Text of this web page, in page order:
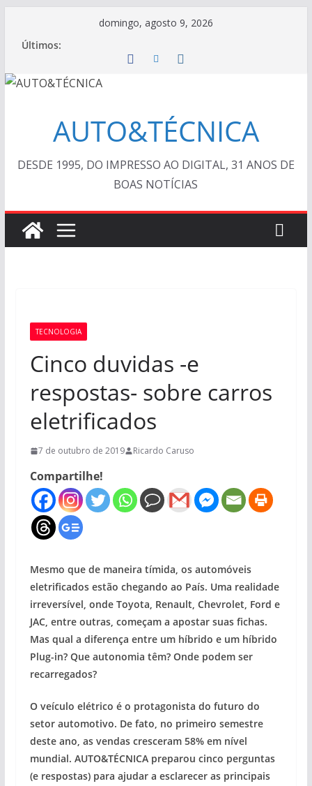
conteúdo
domingo, agosto 9, 2026
Últimos:
AUTO&TÉCNICA
DESDE 1995, DO IMPRESSO AO DIGITAL, 31 ANOS DE
BOAS NOTÍCIAS
TECNOLOGIA
Cinco duvidas -e
respostas- sobre carros
eletrificados
7 de outubro de 2019 Ricardo Caruso
Compartilhe!
Mesmo que de maneira tímida, os automóveis
eletrificados estão chegando ao País. Uma realidade
irreversível, onde Toyota, Renault, Chevrolet, Ford e
JAC, entre outras, começam a apostar suas fichas.
Mas qual a diferença entre um híbrido e um híbrido
Plug-in? Que autonomia têm? Onde podem ser
recarregados?
O veículo elétrico é o protagonista do futuro do
setor automotivo. De fato, no primeiro semestre
deste ano, as vendas cresceram 58% em nível
mundial. AUTO&TÉCNICA preparou cinco perguntas
(e respostas) para ajudar a esclarecer as principais